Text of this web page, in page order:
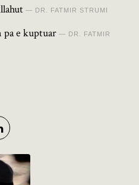
DR. FATMIR STRUMI
e kuptuar DR. FATMIR